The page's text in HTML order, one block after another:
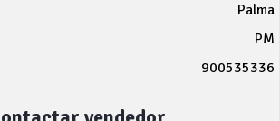
Palma
PM
900535336